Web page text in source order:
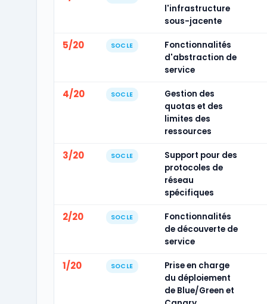
l'infrastructure
sous-jacente
5/20 SOCLE
Fonctionnalités
d'abstraction de
service
4/20 SOCLE
Gestion des
quotas et des
limites des
ressources
3/20 SOCLE
Support pour des
protocoles de
réseau
spécifiques
2/20 SOCLE
Fonctionnalités
de découverte de
service
1/20 SOCLE
Prise en charge
du déploiement
de Blue/Green et